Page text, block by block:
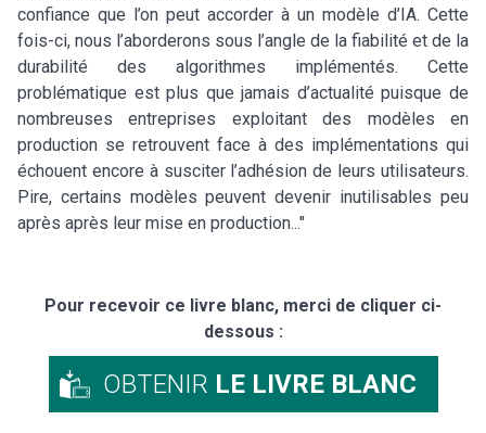
confiance que l’on peut accorder à un modèle d’IA. Cette
fois-ci, nous l’aborderons sous l’angle de la fiabilité et de la
durabilité des algorithmes implémentés. Cette
problématique est plus que jamais d’actualité puisque de
nombreuses entreprises exploitant des modèles en
production se retrouvent face à des implémentations qui
échouent encore à susciter l’adhésion de leurs utilisateurs.
Pire, certains modèles peuvent devenir inutilisables peu
après après leur mise en production..."
Pour recevoir ce livre blanc, merci de cliquer ci-
dessous :
OBTENIR LE LIVRE BLANC